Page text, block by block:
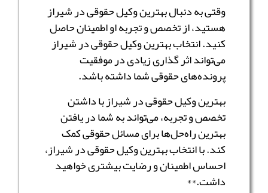
وقتی به دنبال بهترین وکیل حقوقی در شیراز
هستید، از تخصص و تجربه او اطمینان حاصل
کنید. انتخاب بهترین وکیل حقوقی در شیراز
می‌تواند اثر گذاری زیادی در موفقیت
پرونده‌های حقوقی شما داشته باشد.
بهترین وکیل حقوقی در شیراز با داشتن
تخصص و تجربه، می‌تواند به شما در یافتن
بهترین راه‌حل‌ها برای مسائل حقوقی کمک
کند. با انتخاب بهترین وکیل حقوقی در شیراز،
احساس اطمینان و رضایت بیشتری خواهید
داشت.**